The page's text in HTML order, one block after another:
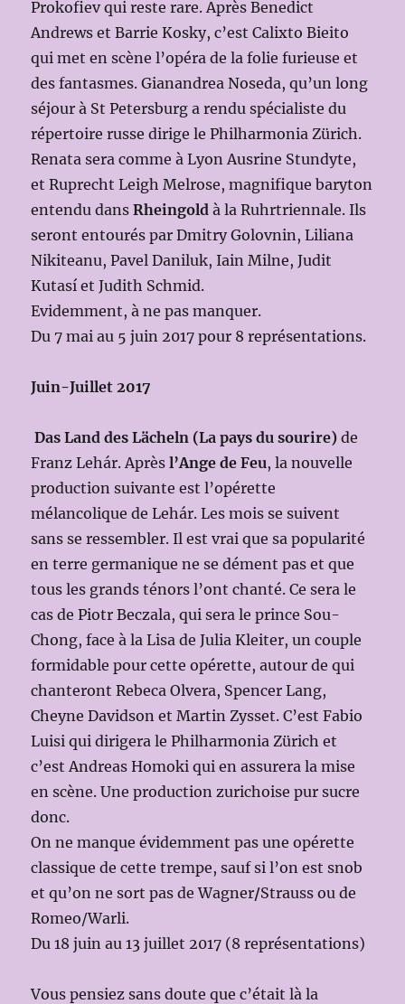
Prokofiev qui reste rare. Après Benedict
Andrews et Barrie Kosky, c’est Calixto Bieito
qui met en scène l’opéra de la folie furieuse et
des fantasmes. Gianandrea Noseda, qu’un long
séjour à St Petersburg a rendu spécialiste du
répertoire russe dirige le Philharmonia Zürich.
Renata sera comme à Lyon Ausrine Stundyte,
et Ruprecht Leigh Melrose, magnifique baryton
entendu dansRheingold à la Ruhrtriennale. Ils
seront entourés par Dmitry Golovnin, Liliana
Nikiteanu, Pavel Daniluk, Iain Milne, Judit
Kutasí et Judith Schmid.
Evidemment, à ne pas manquer.
Du 7 mai au 5 juin 2017 pour 8 représentations.
Juin-Juillet 2017
Das Land des Lächeln (La pays du sourire)de
Franz Lehár. Aprèsl’Ange de Feu, la nouvelle
production suivante est l’opérette
mélancolique de Lehár. Les mois se suivent
sans se ressembler. Il est vrai que sa popularité
en terre germanique ne se dément pas et que
tous les grands ténors l’ont chanté. Ce sera le
cas de Piotr Beczala, qui sera le prince Sou-
Chong, face à la Lisa de Julia Kleiter, un couple
formidable pour cette opérette, autour de qui
chanteront Rebeca Olvera, Spencer Lang,
Cheyne Davidson et Martin Zysset. C’est Fabio
Luisi qui dirigera le Philharmonia Zürich et
c’est Andreas Homoki qui en assurera la mise
en scène. Une production zurichoise pur sucre
donc.
On ne manque évidemment pas une opérette
classique de cette trempe, sauf si l’on est snob
et qu’on ne sort pas de Wagner/Strauss ou de
Romeo/Warli.
Du 18 juin au 13 juillet 2017 (8 représentations)
Vous pensiez sans doute que c’était là la